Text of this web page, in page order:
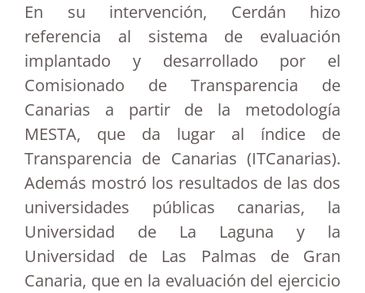
En su intervención, Cerdán hizo
referencia al sistema de evaluación
implantado y desarrollado por el
Comisionado de Transparencia de
Canarias a partir de la metodología
MESTA, que da lugar al índice de
Transparencia de Canarias (ITCanarias).
Además mostró los resultados de las dos
universidades públicas canarias, la
Universidad de La Laguna y la
Universidad de Las Palmas de Gran
Canaria, que en la evaluación del ejercicio